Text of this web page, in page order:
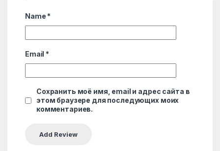
Name *
Email *
Сохранить моё имя, email и адрес сайта в
этом браузере для последующих моих
комментариев.